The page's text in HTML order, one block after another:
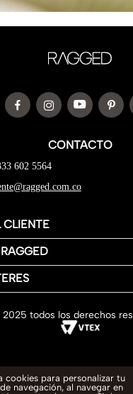
CONTACTO
602 5564
CLIENTE
todos los derechos
cookies para personalizar tu
navegación, al navegar en